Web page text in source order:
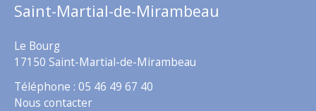
Saint-Martial-de-Mirambeau
Le Bourg
17150 Saint-Martial-de-Mirambeau
Téléphone : 05 46 49 67 40
Nous contacter